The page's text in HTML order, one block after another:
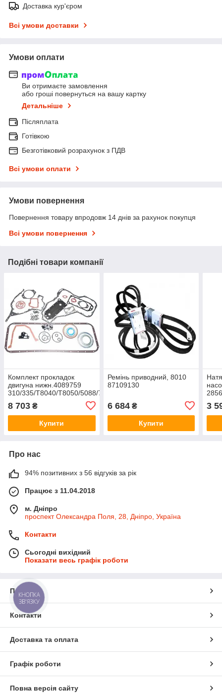
Доставка кур'єром
Всі умови доставки
Умови оплати
Ви отримаєте замовлення
або гроші повернуться на вашу картку
Детальніше
Післяплата
Готівкою
Безготівковий розрахунок з ПДВ
Всі умови оплати
Умови повернення
Повернення товару впродовж 14 днів за рахунок покупця
Всі умови повернення
Подібні товари компанії
Комплект прокладок
двигуна нижн.4089759
310/335/T8040/T8050/5088/7088
8 703 ₴
Купити
Ремінь приводний, 8010
87109130
6 684₴
Купити
3
Про нас
94% позитивних з 56 відгуків за рік
Працює з 11.04.2018
м. Дніпро
проспект Олександра Поля, 28, Дніпро, Україна
Контакти
Сьогодні вихідний
Показати весь графік роботи
Про нас
Контакти
Доставка та оплата
Графік роботи
Повна версія сайту
КНОПКА
ЗВ'ЯЗКУ